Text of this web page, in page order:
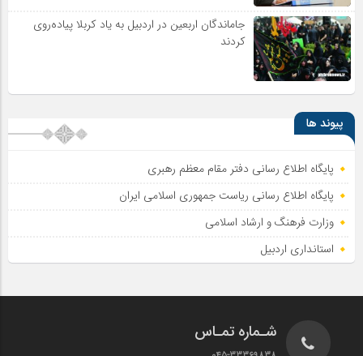
جاماندگان اربعین در اردبیل به یاد کربلا پیاده‌روی
کردند
پیوند ها
پایگاه اطلاع رسانی دفتر مقام معظم رهبری
پایگاه اطلاع‌ رسانی ریاست‌ جمهوری اسلامی ایران
وزارت فرهنگ و ارشاد اسلامی
استانداری اردبیل
شـماره تمـاس